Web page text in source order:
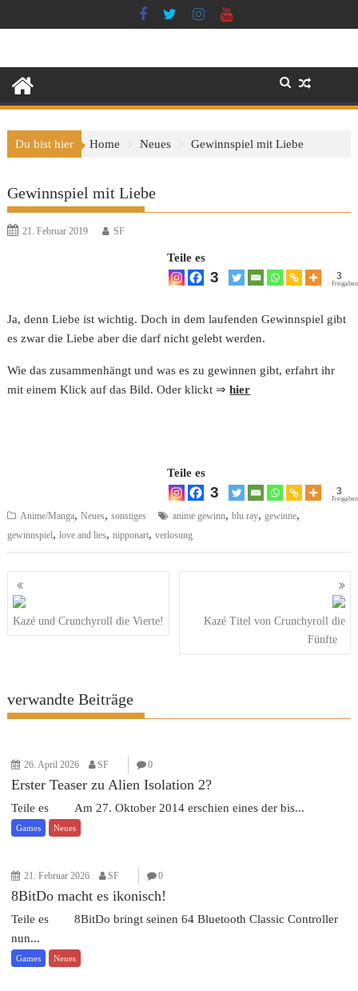
to
Du bist hier Home Neues Gewinnspiel mit Liebe
Gewinnspiel mit Liebe
21. Februar 2019 SF
Teile es
3 3
Freigaben
Ja, denn Liebe ist wichtig. Doch in dem laufenden Gewinnspiel gibt
es zwar die Liebe aber die darf nicht gelebt werden.
Wie das zusammenhängt und was es zu gewinnen gibt, erfahrt ihr
mit einem Klick auf das Bild. Oder klickt ⇒hier
Teile es
3 3
Freigaben
Anime/Manga,Neues,sonstiges anime gewinn,blu ray,gewinne,
gewinnspiel,love and lies,nipponart,verlosung
Beitragsnavigation
Kazé und Crunchyroll die Vierte!
Kazé Titel von Crunchyroll die
Fünfte
verwandte Beiträge
26. April 2026 SF 0
Erster Teaser zu Alien Isolation 2?
Teile es Am 27. Oktober 2014 erschien eines der bis...
Games Neues
21. Februar 2026 SF 0
8BitDo macht es ikonisch!
Teile es 8BitDo bringt seinen 64 Bluetooth Classic Controller
nun...
Games Neues